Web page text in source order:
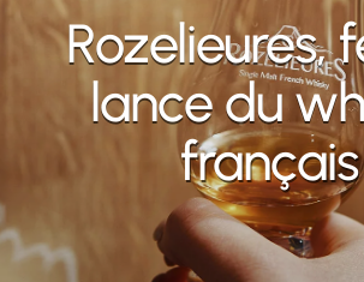
Rozelieures,
lance du
français